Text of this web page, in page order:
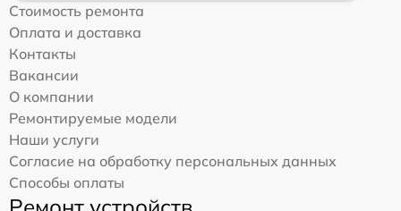
Стоимость ремонта
Оплата и доставка
Контакты
Вакансии
О компании
Ремонтируемые модели
Наши услуги
Согласие на обработку персональных данных
Способы оплаты